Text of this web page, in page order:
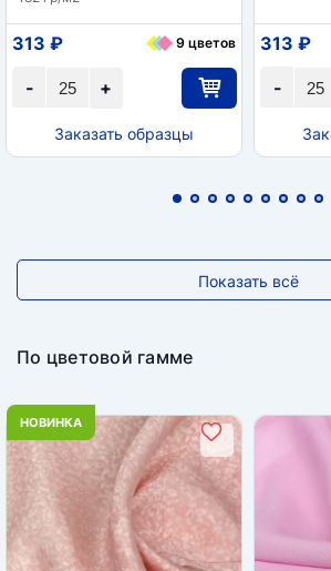
+
-
313 ₽ 9 цветов
Заказать образцы
-
313 ₽
Показать всё
По цветовой гамме
НОВИНКА